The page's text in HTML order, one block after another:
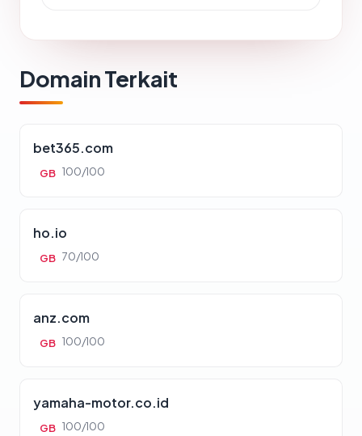
Domain Terkait
bet365.com
GB 100/100
ho.io
GB 70/100
anz.com
GB 100/100
yamaha-motor.co.id
GB 100/100